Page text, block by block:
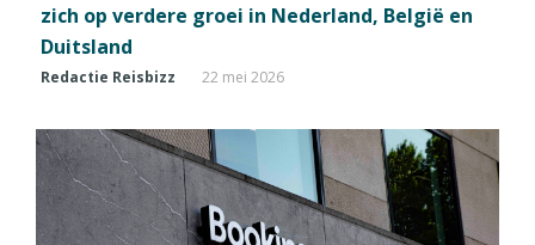
zich op verdere groei in Nederland, België en
Duitsland
Redactie Reisbizz 22 mei 2026